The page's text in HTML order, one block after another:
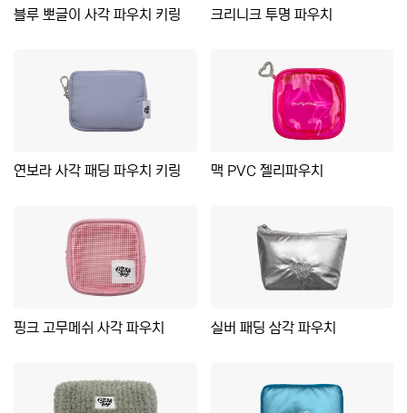
블루 뽀글이 사각 파우치 키링 크리니크 투명 파우치
연보라 사각 패딩 파우치 키링 맥 PVC 젤리파우치
핑크 고무메쉬 사각 파우치 실버 패딩 삼각 파우치